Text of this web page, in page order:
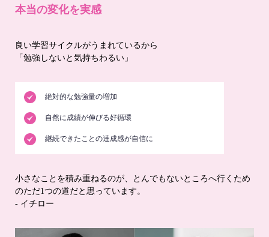
本当の変化を実感
良い学習サイクルがうまれているから
「勉強しないと気持ちわるい」
絶対的な勉強量の増加
自然に成績が伸びる好循環
継続できたことの達成感が自信に
小さなことを積み重ねるのが、とんでもないところへ行くため
のただ1つの道だと思っています。
- イチロー